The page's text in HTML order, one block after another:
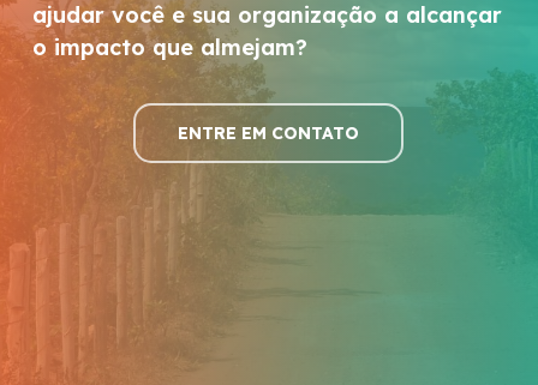
ajudar você e sua organização a alcançar
o impacto que almejam?
ENTRE EM CONTATO